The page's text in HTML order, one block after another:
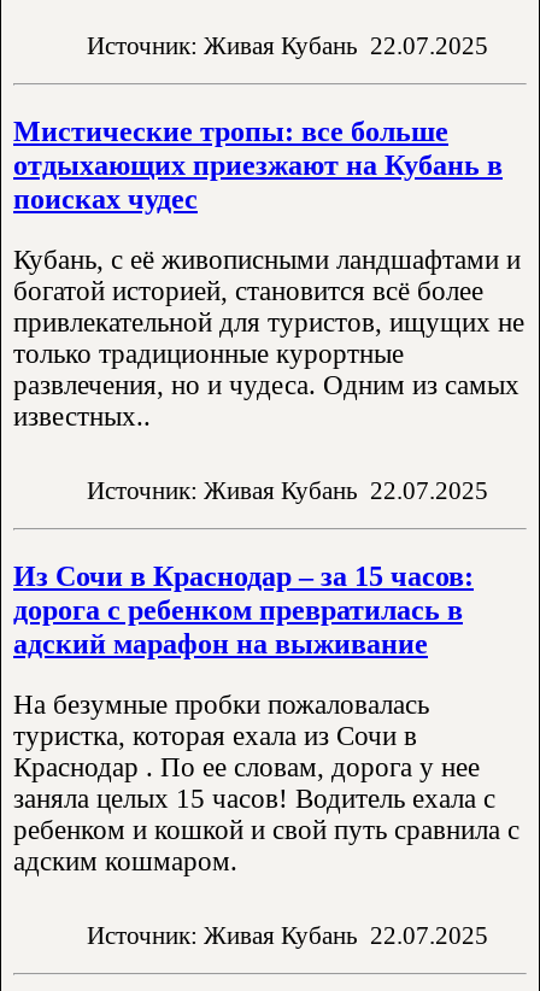
Источник: Живая Кубань 22.07.2025
Мистические тропы: все больше
отдыхающих приезжают на Кубань в
поисках чудес
Кубань, с её живописными ландшафтами и
богатой историей, становится всё более
привлекательной для туристов, ищущих не
только традиционные курортные
развлечения, но и чудеса. Одним из самых
известных..
Источник: Живая Кубань 22.07.2025
Из Сочи в Краснодар – за 15 часов:
дорога с ребенком превратилась в
адский марафон на выживание
На безумные пробки пожаловалась
туристка, которая ехала из Сочи в
Краснодар . По ее словам, дорога у нее
заняла целых 15 часов! Водитель ехала с
ребенком и кошкой и свой путь сравнила с
адским кошмаром.
Источник: Живая Кубань 22.07.2025